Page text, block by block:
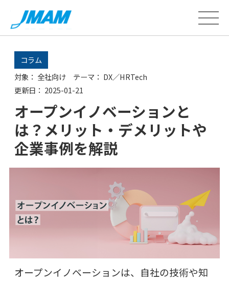
コラム
対象： 全社向け テーマ： DX／HRTech
更新日： 2025-01-21
オープンイノベーションと
は？メリット・デメリットや
企業事例を解説
オープンイノベーションは、自社の技術や知